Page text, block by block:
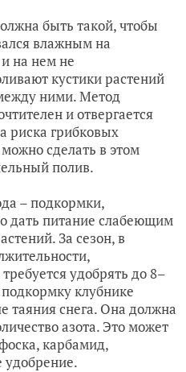
быть такой, чтобы
влажным на
на нем не
кустики растений
ними. Метод
и отвергается
риска грибковых
сделать в этом
полив.
– подкормки,
дать питание слабеющим
За сезон, в
удобрять до 8–
клубнике
таяния снега. Она должна
азота. Это может
карбамид,
удобрение.